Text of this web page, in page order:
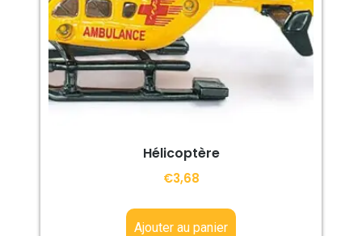
Hélicoptère
€3,68
Ajouter au panier